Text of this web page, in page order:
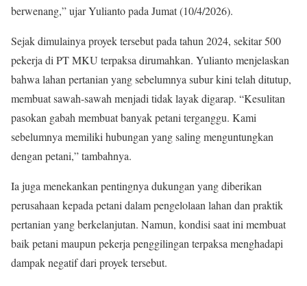
berwenang,” ujar Yulianto pada Jumat (10/4/2026).
Sejak dimulainya proyek tersebut pada tahun 2024, sekitar 500
pekerja di PT MKU terpaksa dirumahkan. Yulianto menjelaskan
bahwa lahan pertanian yang sebelumnya subur kini telah ditutup,
membuat sawah-sawah menjadi tidak layak digarap. “Kesulitan
pasokan gabah membuat banyak petani terganggu. Kami
sebelumnya memiliki hubungan yang saling menguntungkan
dengan petani,” tambahnya.
Ia juga menekankan pentingnya dukungan yang diberikan
perusahaan kepada petani dalam pengelolaan lahan dan praktik
pertanian yang berkelanjutan. Namun, kondisi saat ini membuat
baik petani maupun pekerja penggilingan terpaksa menghadapi
dampak negatif dari proyek tersebut.